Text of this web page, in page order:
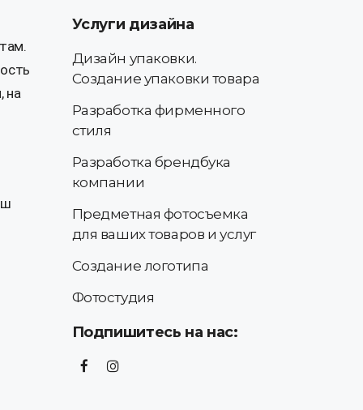
на
Услуги дизайна
Дизайн упаковки.
Создание упаковки товара
Разработка фирменного
стиля
Разработка брендбука
компании
Предметная фотосъемка
для ваших товаров и услуг
Создание логотипа
Фотостудия
Подпишитесь на нас: